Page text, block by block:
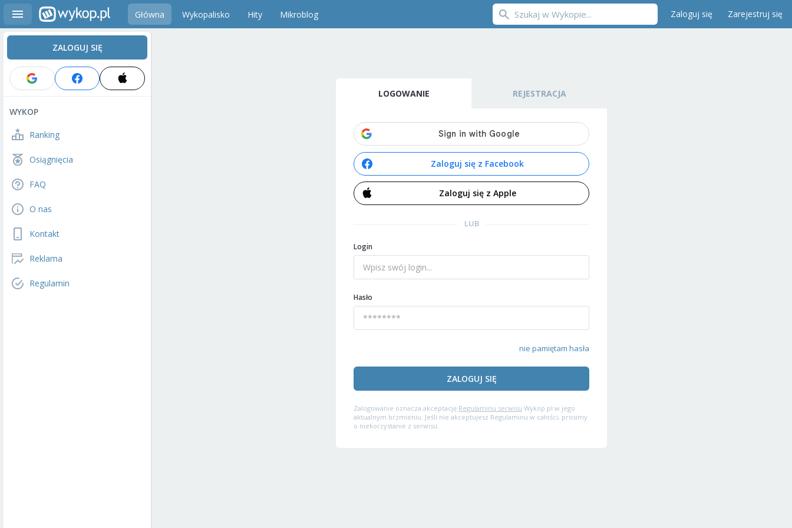
Główna Wykopalisko Hity Mikroblog Zaloguj się Zarejestruj się
ZALOGUJ SIĘ
WYKOP
Ranking
Osiągnięcia
FAQ
O nas
Kontakt
Reklama
Regulamin
LOGOWANIE REJESTRACJA
Zaloguj się z Facebook
Zaloguj się z Apple
LUB
Login
Hasło
nie pamiętam hasła
ZALOGUJ SIĘ
Zalogowanie oznacza akceptację Regulaminu serwisu Wykop.pl w jego
aktualnym brzmieniu. Jeśli nie akceptujesz Regulaminu w całości, prosimy
o niekorzystanie z serwisu.